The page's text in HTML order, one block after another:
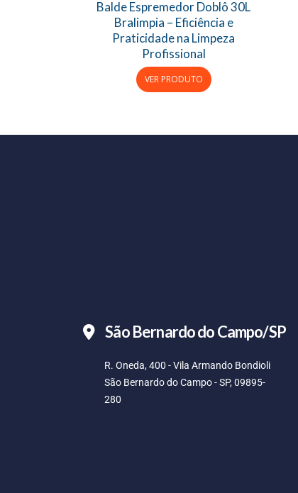
Balde Espremedor Doblô 30L
Bralimpia – Eficiência e
Praticidade na Limpeza
Profissional
São Bernardo do Campo/SP
R. Oneda, 400 - Vila Armando Bondioli
São Bernardo do Campo - SP, 09895-
280